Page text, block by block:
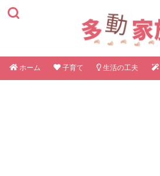
ホーム 子育て 生活の工夫